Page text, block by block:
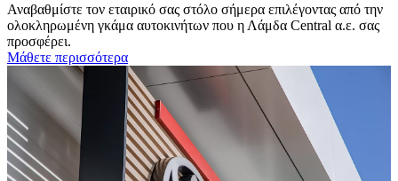
Αναβαθμίστε τον εταιρικό σας στόλο σήμερα επιλέγοντας από την
ολοκληρωμένη γκάμα αυτοκινήτων που η Λάμδα Central α.ε. σας
προσφέρει.
Μάθετε περισσότερα